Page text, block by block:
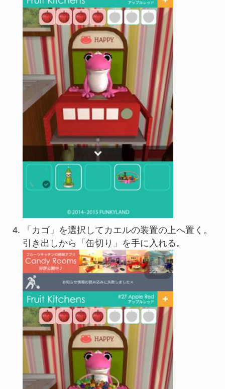
「カゴ」を選択してカエルの装置の上へ置く。
引き出しから「缶切り」を手に入れる。